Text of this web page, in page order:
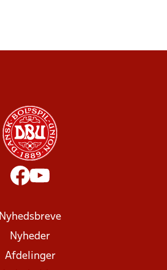
Nyhedsbreve
Nyheder
Afdelinger